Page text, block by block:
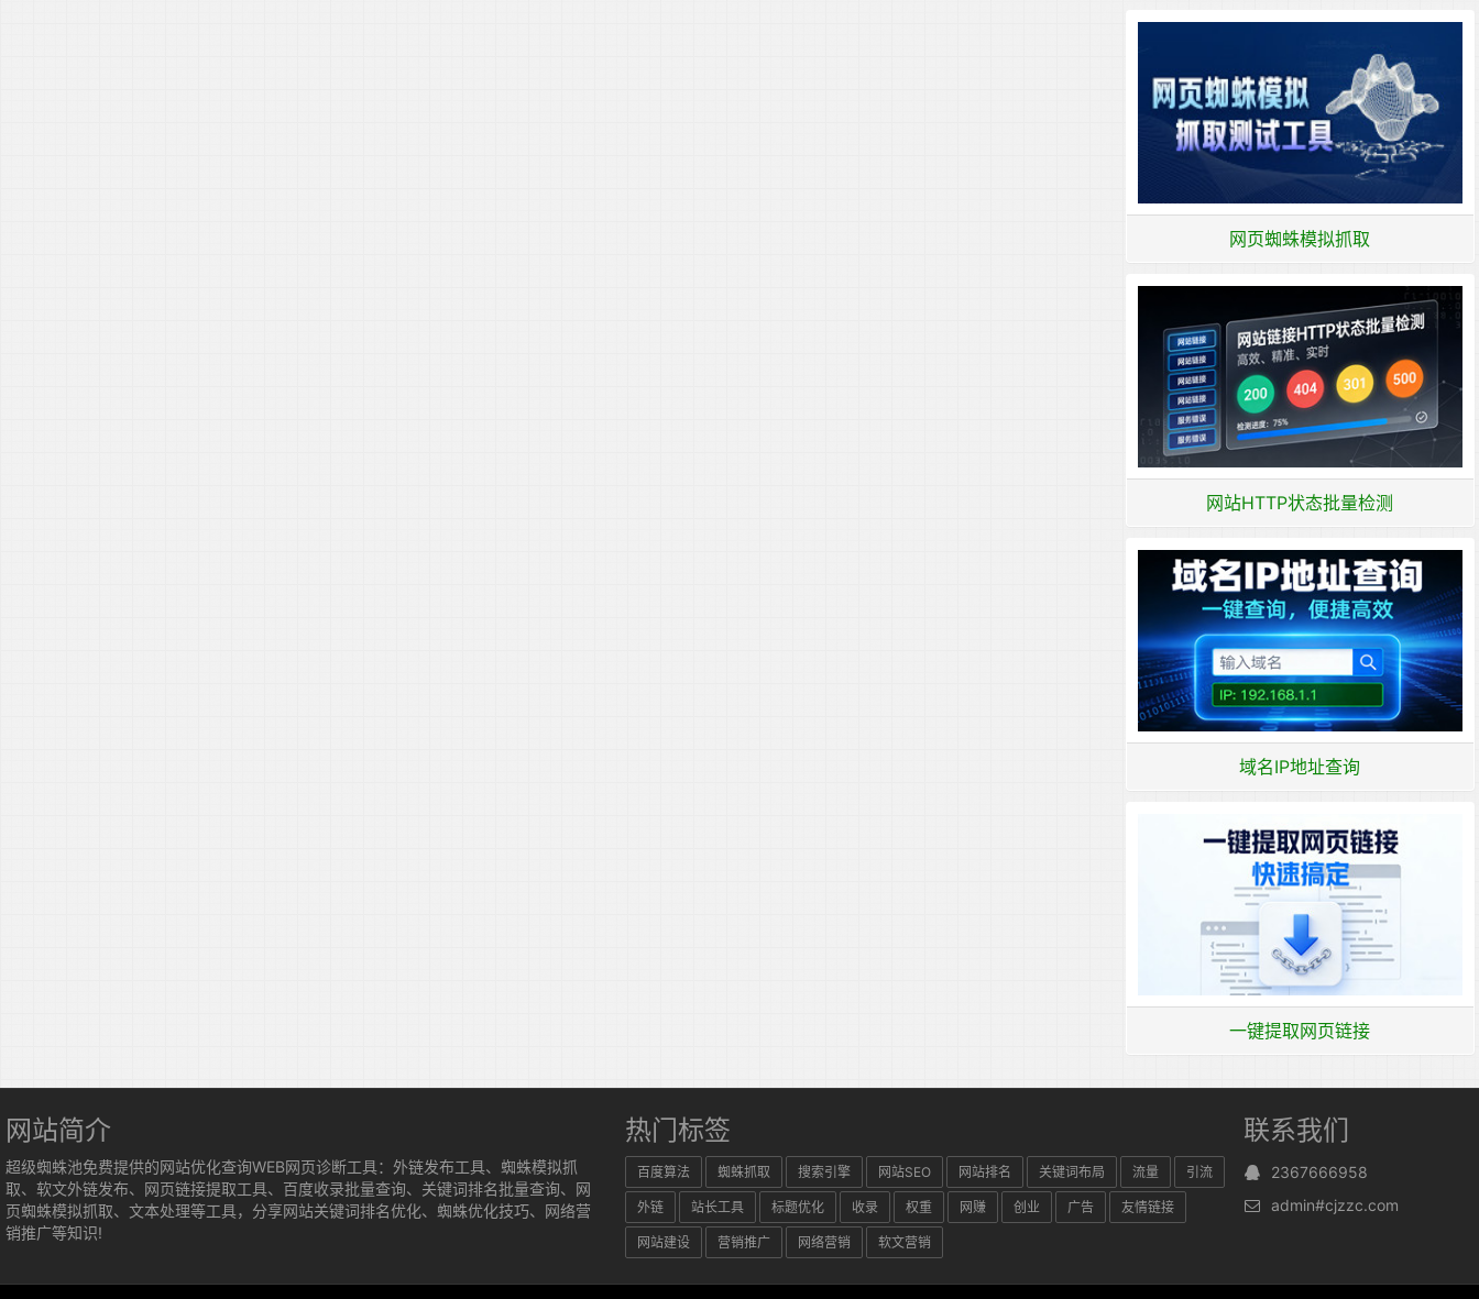
网页蜘蛛模拟抓取
网站HTTP状态批量检测
域名IP地址查询
一键提取网页链接
网站简介
超级蜘蛛池免费提供的网站优化查询WEB网页诊断工具：外链发布工具、蜘蛛模拟抓
取、软文外链发布、网页链接提取工具、百度收录批量查询、关键词排名批量查询、网
页蜘蛛模拟抓取、文本处理等工具，分享网站关键词排名优化、蜘蛛优化技巧、网络营
销推广等知识!
热门标签
百度算法 蜘蛛抓取 搜索引擎 网站SEO 网站排名 关键词布局 流量 引流
外链 站长工具 标题优化 收录 权重 网赚 创业 广告 友情链接
网站建设 营销推广 网络营销 软文营销
联系我们
2367666958
admin#cjzzc.com